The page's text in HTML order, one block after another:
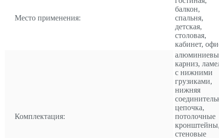
Место применения:
балкон,
спальня,
детская,
столовая,
кабинет,
Комплектация:
карниз,
с нижними
грузиками,
нижняя
цепочка,
потолочные
стеновые